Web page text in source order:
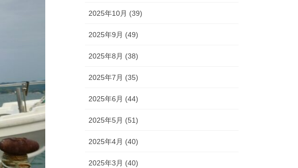
2025年10月 (39)
2025年9月 (49)
2025年8月 (38)
2025年7月 (35)
2025年6月 (44)
2025年5月 (51)
2025年4月 (40)
2025年3月 (40)